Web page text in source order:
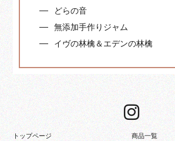
どらの音
無添加手作りジャム
イヴの林檎＆エデンの林檎
トップページ 商品一覧